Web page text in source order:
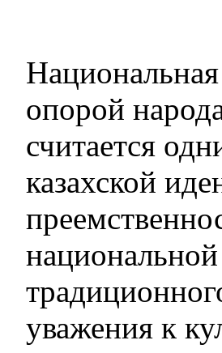
опорой
считается
казахской
уважения к